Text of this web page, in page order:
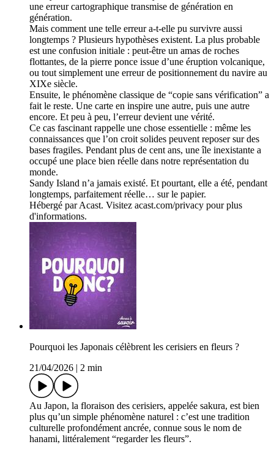
une erreur cartographique transmise de génération en
génération.
Mais comment une telle erreur a-t-elle pu survivre aussi
longtemps ? Plusieurs hypothèses existent. La plus probable
est une confusion initiale : peut-être un amas de roches
flottantes, de la pierre ponce issue d’une éruption volcanique,
ou tout simplement une erreur de positionnement du navire au
XIXe siècle.
Ensuite, le phénomène classique de “copie sans vérification” a
fait le reste. Une carte en inspire une autre, puis une autre
encore. Et peu à peu, l’erreur devient une vérité.
Ce cas fascinant rappelle une chose essentielle : même les
connaissances que l’on croit solides peuvent reposer sur des
bases fragiles. Pendant plus de cent ans, une île inexistante a
occupé une place bien réelle dans notre représentation du
monde.
Sandy Island n’a jamais existé. Et pourtant, elle a été, pendant
longtemps, parfaitement réelle… sur le papier.
Hébergé par Acast. Visitez acast.com/privacy pour plus
d'informations.
Pourquoi les Japonais célèbrent les cerisiers en fleurs ?
21/04/2026
2 min
Au Japon, la floraison des cerisiers, appelée sakura, est bien
plus qu’un simple phénomène naturel : c’est une tradition
culturelle profondément ancrée, connue sous le nom de
hanami, littéralement “regarder les fleurs”.